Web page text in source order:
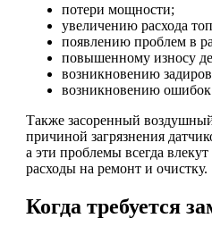
потери мощности;
увеличению расхода
появлению проблем в
повышенному износу
возникновению
возникновению ошибок
Также засоренный
причиной загрязнения
а эти проблемы всегда
расходы на ремонт и очистку.
Когда требуется